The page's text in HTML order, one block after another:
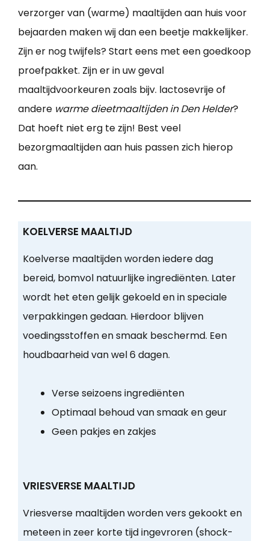
verzorger van (warme) maaltijden aan huis voor
bejaarden maken wij dan een beetje makkelijker.
Zijn er nog twijfels? Start eens met een goedkoop
proefpakket. Zijn er in uw geval
maaltijdvoorkeuren zoals bijv. lactosevrije of
andere warme dieetmaaltijden in Den Helder?
Dat hoeft niet erg te zijn! Best veel
bezorgmaaltijden aan huis passen zich hierop
aan.
KOELVERSE MAALTIJD
Koelverse maaltijden worden iedere dag
bereid, bomvol natuurlijke ingrediënten. Later
wordt het eten gelijk gekoeld en in speciale
verpakkingen gedaan. Hierdoor blijven
voedingsstoffen en smaak beschermd. Een
houdbaarheid van wel 6 dagen.
Verse seizoens ingrediënten
Optimaal behoud van smaak en geur
Geen pakjes en zakjes
VRIESVERSE MAALTIJD
Vriesverse maaltijden worden vers gekookt en
meteen in zeer korte tijd ingevroren (shock-